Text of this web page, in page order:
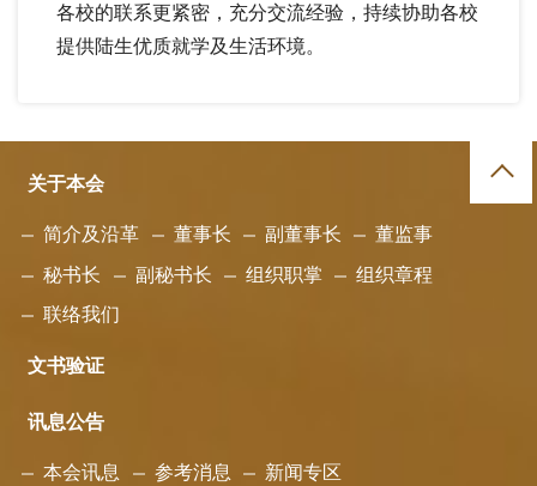
各校的联系更紧密，充分交流经验，持续协助各校
提供陆生优质就学及生活环境。
关于本会
简介及沿革 董事长 副董事长 董监事
秘书长 副秘书长 组织职掌 组织章程
联络我们
文书验证
讯息公告
本会讯息 参考消息 新闻专区